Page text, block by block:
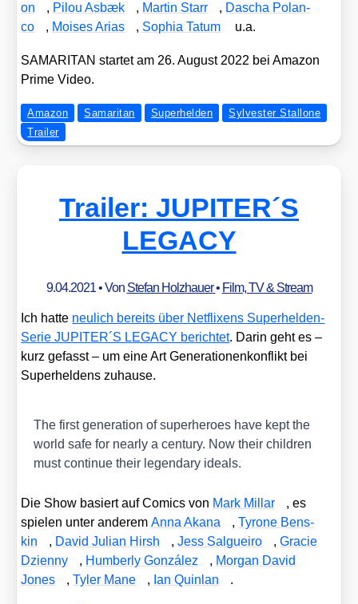
on
, Pilou Asbæk , Mar­tin Starr , Dascha Pol­an­
co
, Moi­ses Ari­as , Sophia Tat­um u.a.
SAMARITAN star­tet am 26. August 2022 bei Ama­zon
Prime Video.
Amazon Samaritan Superhelden
Sylvester Stallone
Trailer
Trailer: JUPITER´S
LEGACY
9.04.2021• Von Stefan Holzhauer• Film, TV & Stream
Ich hat­te neu­lich bereits über Net­fli­xens Super­hel­den-
Serie JUPITER´S LEGACY berich­tet. Dar­in geht es –
kurz gefasst – um eine Art Gene­ra­tio­nen­kon­flikt bei
Super­hel­dens zuhau­se.
The first gene­ra­ti­on of super­he­roes have kept the
world safe for near­ly a cen­tu­ry. Now their child­ren
must con­ti­nue their legen­da­ry ide­als.
Die Show basiert auf Comics von Mark Mil­lar
, es
spie­len unter ande­remAnna Aka­na ,Tyro­ne Bens­
kin
, David Juli­an Hir­sh ,Jess Sal­guei­ro ,Gra­cie
Dzi­en­ny
, Hum­ber­ly Gon­zá­lez , Mor­gan David
Jones
,Tyler Mane , Ian Quin­lan .